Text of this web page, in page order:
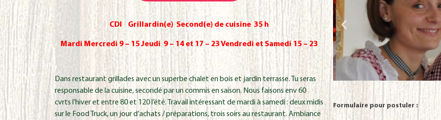
CDI Grillardin(e) Second(e) de cuisine 35 h
Mardi Mercredi 9 – 15 Jeudi 9 – 14 et 17 – 23 Vendredi et Samedi 15 – 23
Dans restaurant grillades avec un superbe chalet en bois et jardin terrasse. Tu seras
responsable de la cuisine, secondé par un commis en saison. Nous faisons env 60
cvrts l’hiver et entre 80 et 120 l’été. Travail intéressant de mardi à samedi : deux midis
sur le Food Truck, un jour d’achats / préparations, trois soirs au restaurant. Ambiance
Cliquer ici
Formulaire pour postuler :